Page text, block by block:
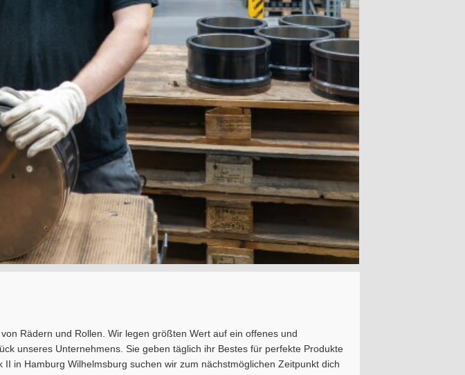
Rädern und Rollen. Wir legen größten Wert auf ein offenes und
unseres Unternehmens. Sie geben täglich ihr Bestes für perfekte Produkte
in Hamburg Wilhelmsburg suchen wir zum nächstmöglichen Zeitpunkt dich